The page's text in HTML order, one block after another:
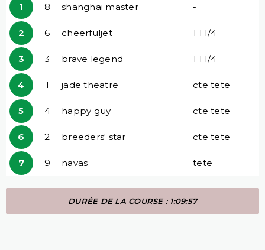
1 8 shanghai master -
2 6 cheerfuljet 1 l 1/4
3 3 brave legend 1 l 1/4
4 1 jade theatre cte tete
5 4 happy guy cte tete
6 2 breeders' star cte tete
7 9 navas tete
DURÉE DE LA COURSE : 1:09:57